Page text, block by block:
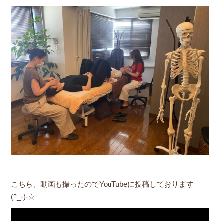
こちら、動画も撮ったのでYouTubeに投稿しております
(^_-)-☆